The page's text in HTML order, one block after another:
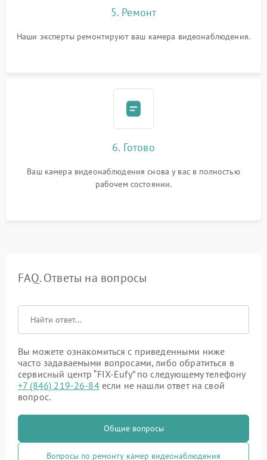
5. Ремонт
Наши эксперты ремонтируют ваш камера видеонаблюдения.
6. Готово
Ваш камера видеонаблюдения снова у вас в полностью
рабочем состоянии.
FAQ. Ответы на вопросы
Вы можете ознакомиться с приведенными ниже
часто задаваемыми вопросами, либо обратиться в
сервисный центр “FIX-Eufy” по следующему телефону
+7 (846) 219-26-84если не нашли ответ на свой
вопрос.
Общие вопросы
Вопросы по ремонту камер видеонаблюдения